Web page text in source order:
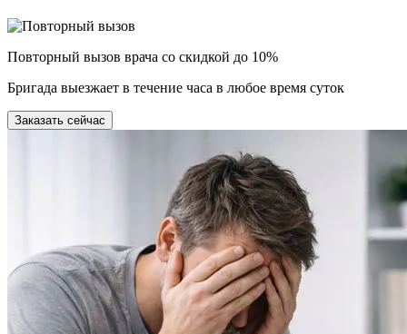
Повторный вызов врача со скидкой до 10%
Бригада выезжает в течение часа в любое время суток
Заказать сейчас